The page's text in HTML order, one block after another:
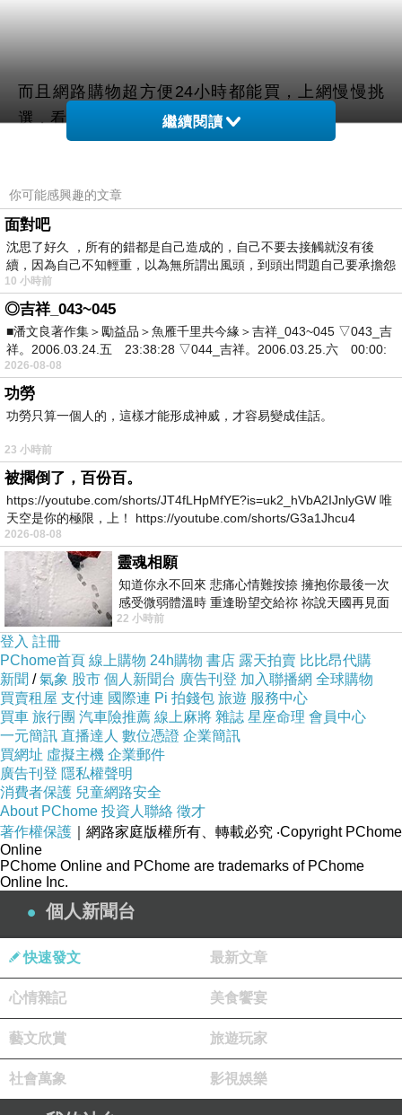
而且網路購物超方便24小時都能買，上網慢慢挑
選，看看網友鄉民心得文，
最便宜.最划算!
查了很多【理膚寶水】青春潔膚凝膠(400ml)的開箱.
分享.評論跟比價的結果，發現它真的很棒!!!
而且在網路上購買，品質有保障又有七天鑑賞期，
不滿意可以退貨也不用擔心買貴!
你一定要來看看【理膚寶水】青春潔膚凝膠
(400ml)~~
我是在這裡買的，多比較不吃虧唷!!:
商品訊息:
品號：3038107
台灣萊雅指定授權網路銷售
深層清潔油性皮膚
調理油脂分泌
含理膚寶水溫泉
繼續閱讀
你可能感興趣的文章
面對吧
沈思了好久 ，所有的錯都是自己造成的，自己不要去接觸就沒有後
續，因為自己不知輕重，以為無所謂出風頭，到頭出問題自己要承擔怨
不
10 小時前
◎吉祥_043~045
■潘文良著作集＞勵益品＞魚雁千里共今緣＞吉祥_043~045 ▽043_吉
祥。2006.03.24.五 23:38:28 ▽044_吉祥。2006.03.25.六 00:00:
2026-08-08
功勞
功勞只算一個人的，這樣才能形成神威，才容易變成佳話。
23 小時前
被擱倒了，百份百。
https://youtube.com/shorts/JT4fLHpMfYE?is=uk2_hVbA2IJnlyGW 唯
天空是你的極限，上！ https://youtube.com/shorts/G3a1Jhcu4
2026-08-08
靈魂相願
知道你永不回來 悲痛心情難按捺 擁抱你最後一次
感受微弱體溫時 重逢盼望交給祢 祢說天國再見面
此刻忍淚說別離 他日靈魂再
22 小時前
登入 註冊
PChome首頁 線上購物 24h購物 書店 露天拍賣 比比昂代購
新聞 /氣象 股市 個人新聞台 廣告刊登 加入聯播網 全球購物
買賣租屋 支付連 國際連 Pi 拍錢包 旅遊 服務中心
買車 旅行團 汽車險推薦 線上麻將 雜誌 星座命理 會員中心
一元簡訊 直播達人 數位憑證 企業簡訊
買網址 虛擬主機 企業郵件
廣告刊登 隱私權聲明
消費者保護 兒童網路安全
About PChome 投資人聯絡 徵才
著作權保護 ｜網路家庭版權所有、轉載必究 ‧Copyright PChome
Online
PChome Online and PChome are trademarks of PChome
Online Inc.
個人新聞台
快速發文 最新文章
心情雜記 美食饗宴
藝文欣賞 旅遊玩家
社會萬象 影視娛樂